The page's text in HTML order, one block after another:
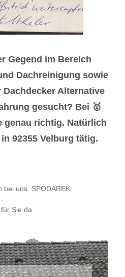
Gegend im Bereich
Dachreinigung sowie
Alternative
gesucht? Bei 🥇
genau richtig. Natürlich
92355 Velburg tätig.
bei uns. SPODAREK
-
Sie da